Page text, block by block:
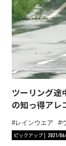
ツーリング途
の知っ得アレ
レインウエア
ピックアップ
2021/